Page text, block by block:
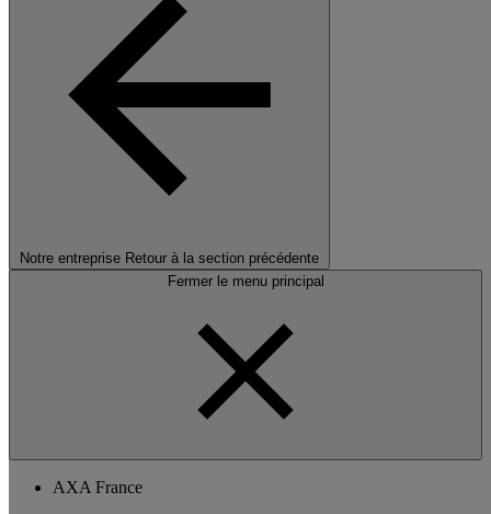
Notre entreprise Retour à la section précédente
Fermer le menu principal
AXA France